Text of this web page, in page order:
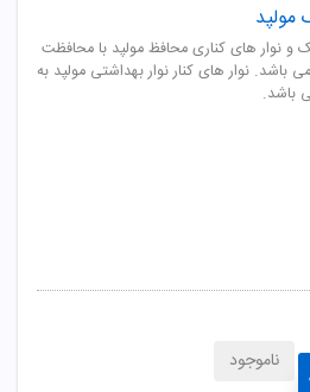
مولپد
و نوار های کناری محافظ مولپد با محافظت
باشد. نوار های کنار نوار بهداشتی مولپد به
باشد.
ناموجود